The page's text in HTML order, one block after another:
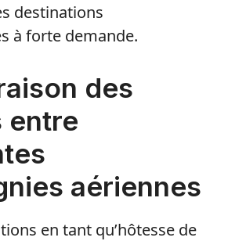
destinations
à forte demande.
des
entre
aériennes
en tant qu’hôtesse de